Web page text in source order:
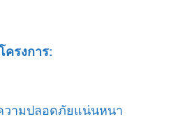
ครงการ:
วามปลอดภัยแน่นหนา